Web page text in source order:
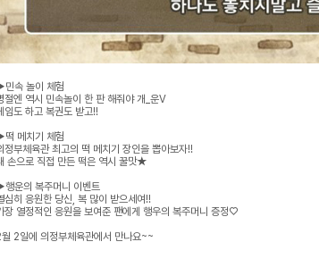
민속 놀이 체험
절엔 역시 민속놀이 한 판 해줘야 개_운V
임도 하고 복권도 받고!!
떡 메치기 체험
정부체육관 최고의 떡 메치기 장인을 뽑아보자!!
손으로 직접 만든 떡은 역시 꿀맛★
행운의 복주머니 이벤트
심히 응원한 당신, 복 많이 받으세여!!
장 열정적인 응원을 보여준 팬에게 행우의 복주머니 증정♡
2일에 의정부체육관에서 만나요~~